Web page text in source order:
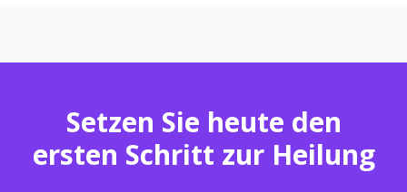
Setzen Sie heute den
ersten Schritt zur Heilung